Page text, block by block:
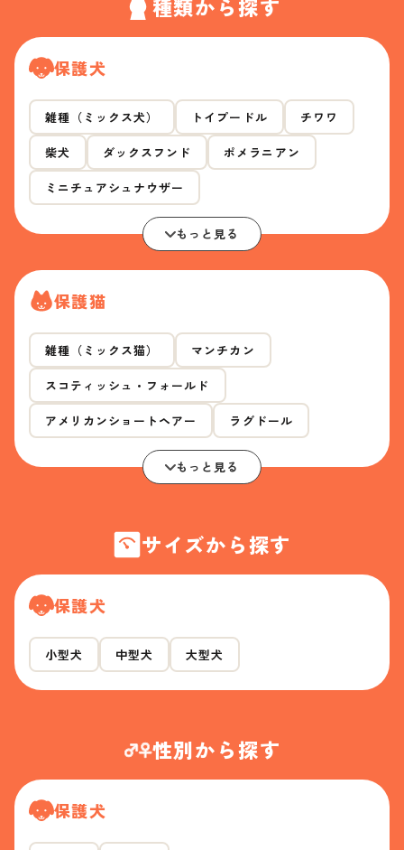
種類から探す
保護犬
雑種（ミックス犬） トイプードル チワワ
柴犬 ダックスフンド ポメラニアン
ミニチュアシュナウザー
もっと見る
保護猫
雑種（ミックス猫） マンチカン
スコティッシュ・フォールド
アメリカンショートヘアー ラグドール
もっと見る
サイズから探す
保護犬
小型犬 中型犬 大型犬
性別から探す
保護犬